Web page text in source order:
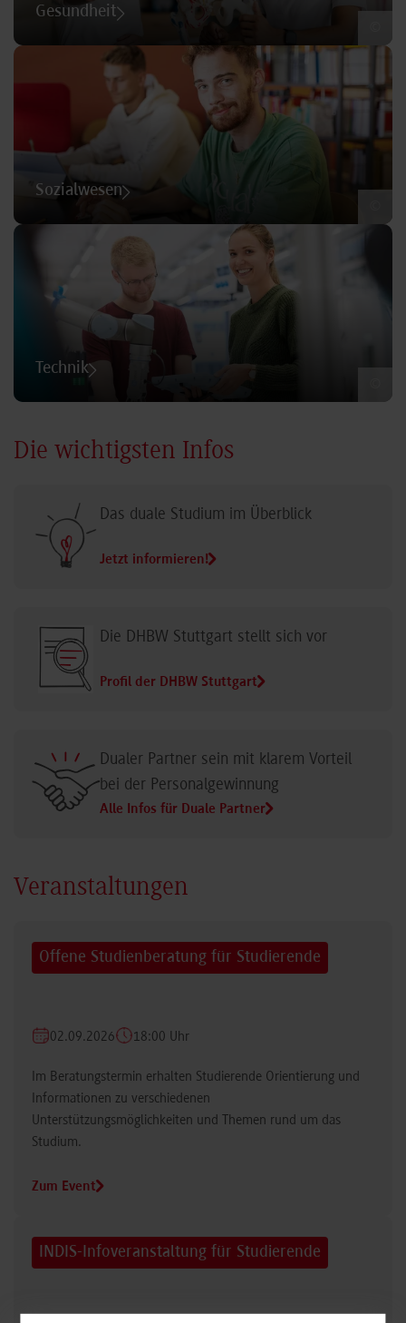
Gesundheit
Sozialwesen
Technik
Die wichtigsten Infos
Das duale Studium im Überblick
Jetzt informieren!
Die DHBW Stuttgart stellt sich vor
Profil der DHBW Stuttgart
Dualer Partner sein mit klarem Vorteil
bei der Personalgewinnung
Alle Infos für Duale Partner
Veranstaltungen
Offene Studienberatung für Studierende
02.09.2026 18:00 Uhr
Im Beratungstermin erhalten Studierende Orientierung und
Informationen zu verschiedenen
Unterstützungsmöglichkeiten und Themen rund um das
Studium.
Zum Event
INDIS-Infoveranstaltung für Studierende